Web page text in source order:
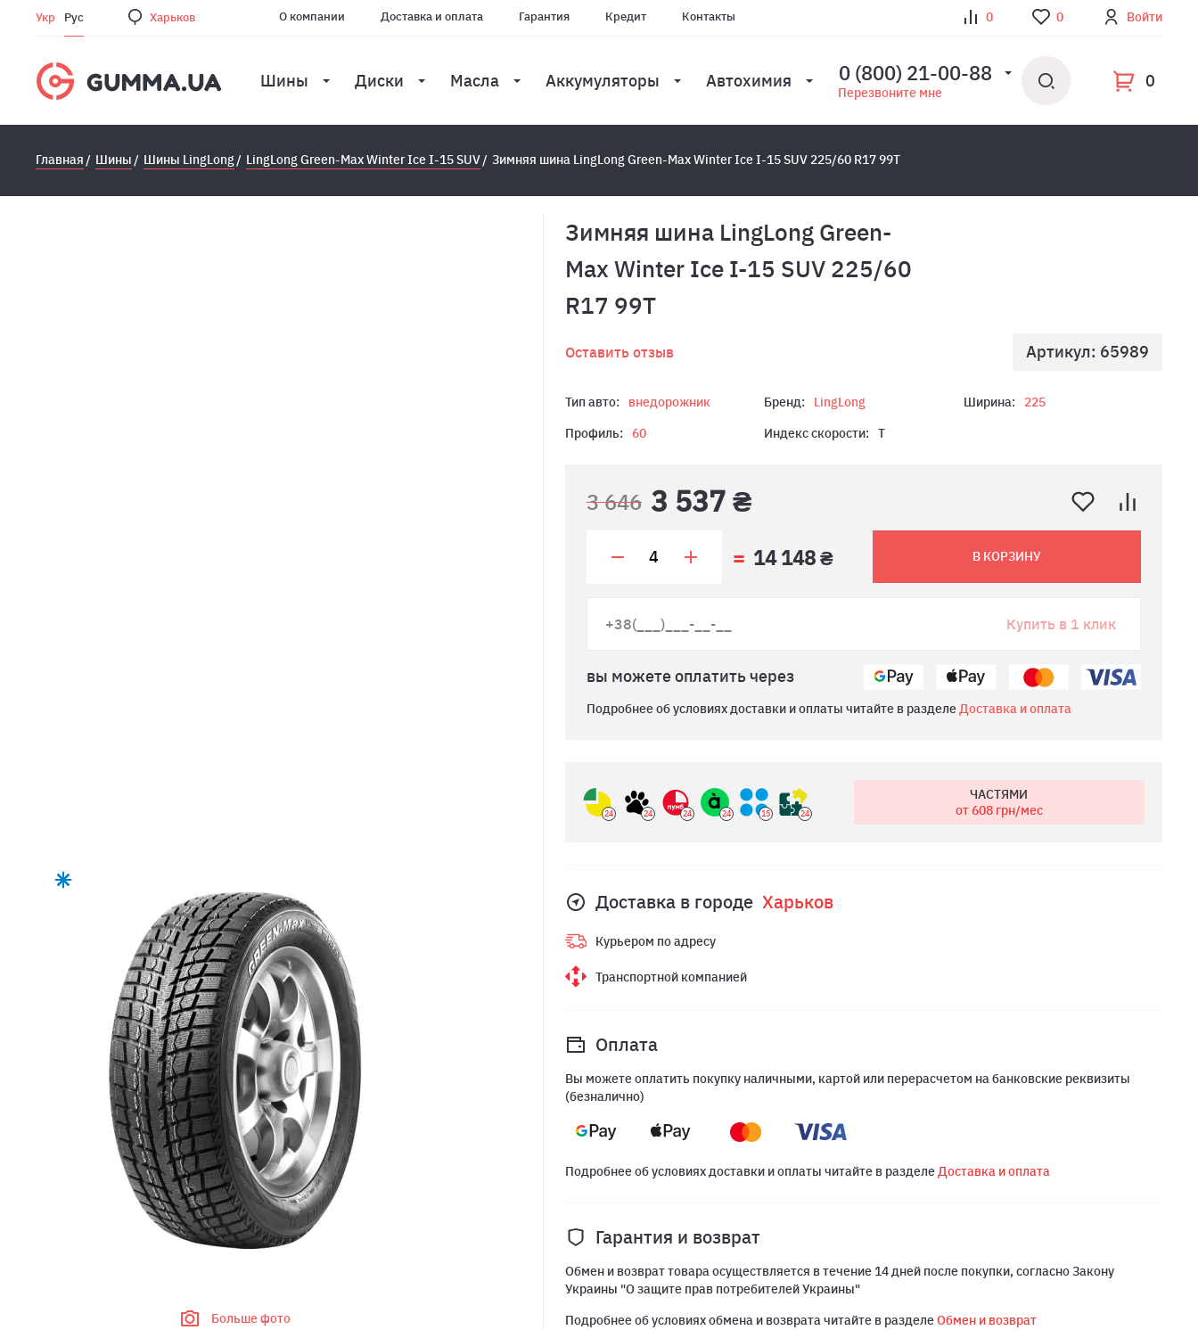
Укр Рус Харьков О компании Доставка и оплата Гарантия Кредит Контакты 0 0 Войти
Шины Диски Масла Аккумуляторы Автохимия 0 (800) 21-00-88
Перезвоните мне
0
Главная Шины Шины LingLong LingLong Green-Max Winter Ice I-15 SUV Зимняя шина LingLong Green-Max Winter Ice I-15 SUV 225/60 R17 99T
Больше фото
Зимняя шина LingLong Green-
Max Winter Ice I-15 SUV 225/60
R17 99T
Оставить отзыв Артикул: 65989
Тип авто: внедорожник Бренд: LingLong Ширина:
225
Профиль:
60 Индекс скорости: T
3 646 3 537 ₴
14 148 ₴ В КОРЗИНУ
Купить в 1 клик
вы можете оплатить через
Подробнее об условиях доставки и оплаты читайте в разделеДоставка и оплата
24 24 24 24 15 24
ЧАСТЯМИ
от 608грн/мес
Доставка в городе Харьков
Курьером по адресу
Транспортной компанией
Оплата
Вы можете оплатить покупку наличными, картой или перерасчетом на банковские реквизиты
(безналично)
Подробнее об условиях доставки и оплаты читайте в разделеДоставка и оплата
Гарантия и возврат
Обмен и возврат товара осуществляется в течение 14 дней после покупки, согласно Закону
Украины "О защите прав потребителей Украины"
Подробнее об условиях обмена и возврата читайте в разделеОбмен и возврат